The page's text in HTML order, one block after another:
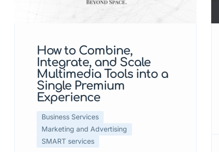
How to Combine,
Integrate, and Scale
Multimedia Tools into a
Single Premium
Experience
Business Services
Marketing and Advertising
SMART services